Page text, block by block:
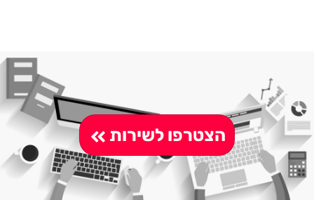
הצטרפו לשירות